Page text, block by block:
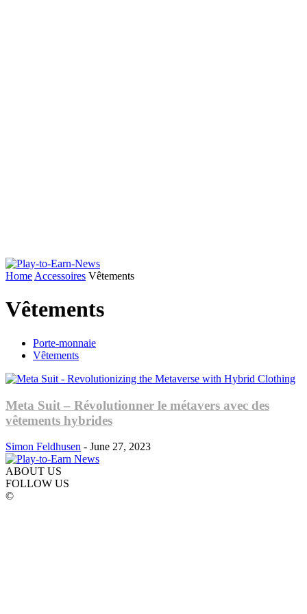
Home Accessoires Vêtements
Vêtements
Porte-monnaie
Vêtements
Meta Suit – Révolutionner le métavers avec des
vêtements hybrides
Simon Feldhusen - June 27, 2023
ABOUT US
FOLLOW US
©